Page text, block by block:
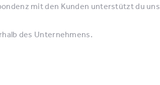
mit den Kunden unterstützt du uns
des Unternehmens.